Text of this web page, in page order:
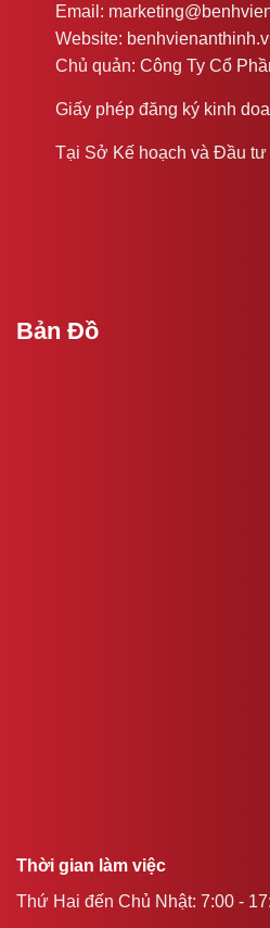
Email:
Website:
Chủ quản: Công Ty Cổ
Giấy phép đăng ký kinh
Tại Sở Kế hoạch và Đầu tư
Bản Đồ
Thời gian làm việc
Thứ Hai đến Chủ Nhật: 7:00 -